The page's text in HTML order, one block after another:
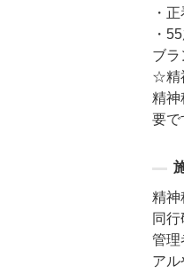
・
・
ブ
☆精
精神
要で
精神
同
管理
アル